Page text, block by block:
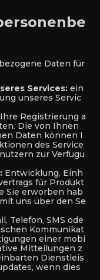
Daten für
Services: ein
unseres Servic
Registrierung a
Die von Ihnen
Daten können I
des Service
zur Verfügu
Entwicklung, Einh
für Produkt
Sie erworben hab
uns über den Se
Telefon, SMS ode
Kommunikat
einer mobi
Mitteilungen z
Dienstleis
wenn dies